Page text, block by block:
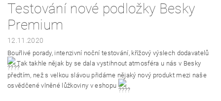
Testování nové podložky Besky
Premium
12.11.2020
Bouřlivé porady, intenzivní noční testování, křížový výslech dodavatelů
Tak takhle nějak by se dala vystihnout atmosféra u nás v Besky
předtím, než s velkou slávou přidáme nějaký nový produkt mezi naše
osvědčené vlněné lůžkoviny v eshopu